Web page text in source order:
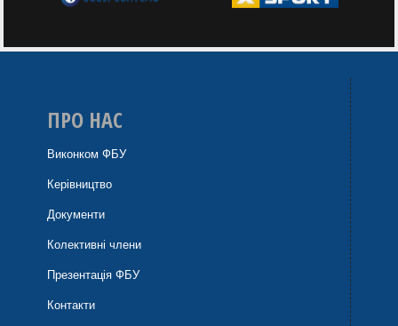
ПРО НАС
Виконком ФБУ
Керівництво
Документи
Колективні члени
Презентація ФБУ
Контакти